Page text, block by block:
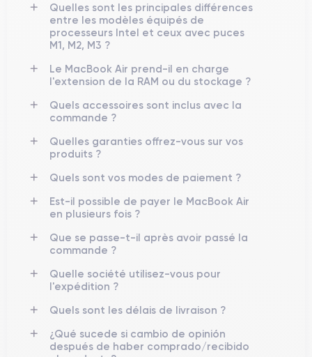
Quelles sont les principales différences
entre les modèles équipés de
processeurs Intel et ceux avec puces
M1, M2, M3 ?
Le MacBook Air prend-il en charge
l'extension de la RAM ou du stockage ?
Quels accessoires sont inclus avec la
commande ?
Quelles garanties offrez-vous sur vos
produits ?
Quels sont vos modes de paiement ?
Est-il possible de payer le MacBook Air
en plusieurs fois ?
Que se passe-t-il après avoir passé la
commande ?
Quelle société utilisez-vous pour
l'expédition ?
Quels sont les délais de livraison ?
¿Qué sucede si cambio de opinión
después de haber comprado/recibido